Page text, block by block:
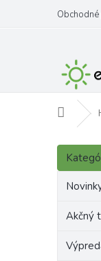
obsah
Domov
B
č
Preskočiť
kategórie
Akčný